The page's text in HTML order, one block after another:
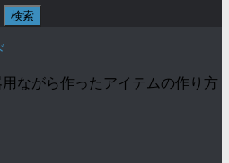
ながら作ったアイテムの作り方